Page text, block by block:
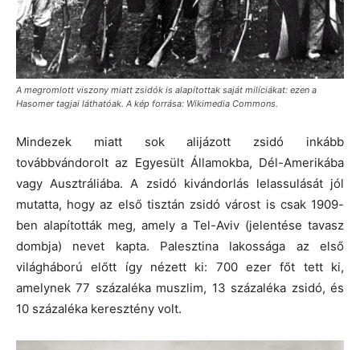
A megromlott viszony miatt zsidók is alapítottak saját milíciákat: ezen a
Hasomer tagjai láthatóak. A kép forrása: Wikimedia Commons.
Mindezek miatt sok alijázott zsidó inkább
továbbvándorolt az Egyesült Államokba, Dél-Amerikába
vagy Ausztráliába.A zsidó kivándorlás lelassulását jól
mutatta, hogy az első tisztán zsidó várost is csak 1909-
ben alapították meg, amely a Tel-Aviv (jelentése tavasz
dombja) nevet kapta. Palesztina lakossága az első
világháború előtt így nézett ki: 700 ezer főt tett ki,
amelynek 77 százaléka muszlim, 13 százaléka zsidó, és
10 százaléka keresztény volt.